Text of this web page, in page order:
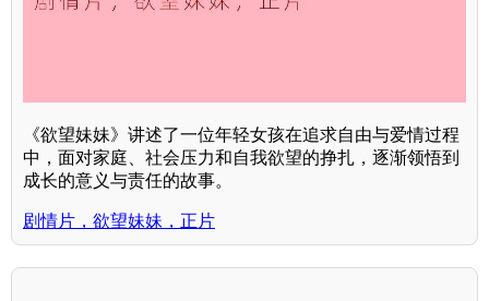
《欲望妹妹》讲述了一位年轻女孩在追求自由与爱情过程
中，面对家庭、社会压力和自我欲望的挣扎，逐渐领悟到
成长的意义与责任的故事。
剧情片，欲望妹妹，正片